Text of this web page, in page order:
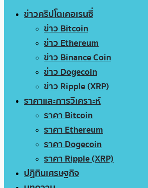
ข่าวคริปโตเคอเรนซี่
ข่าว Bitcoin
ข่าว Ethereum
ข่าว Binance Coin
ข่าว Dogecoin
ข่าว Ripple (XRP)
ราคาและการวิเคราะห์
ราคา Bitcoin
ราคา Ethereum
ราคา Dogecoin
ราคา Ripple (XRP)
ปฏิทินเศรษฐกิจ